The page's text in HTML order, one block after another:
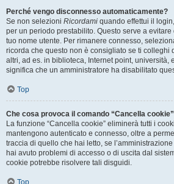
Perché vengo disconnesso automaticamente?
Se non selezioni Ricordami quando effettui il
per un periodo prestabilito. Questo serve a evitare
tuo nome utente. Per rimanere connesso,
ricorda che questo non è consigliato se ti colleghi
altri, ad es. in biblioteca, Internet point, università,
significa che un amministratore ha disabilitato
Top
Che cosa provoca il comando “Cancella
La funzione “Cancella cookie” eliminerà tutti i
mantengono autenticato e connesso, oltre a
traccia di quello che hai letto, se
hai avuto problemi di accesso o di uscita dal
cookie potrebbe risolvere tali disguidi.
Top